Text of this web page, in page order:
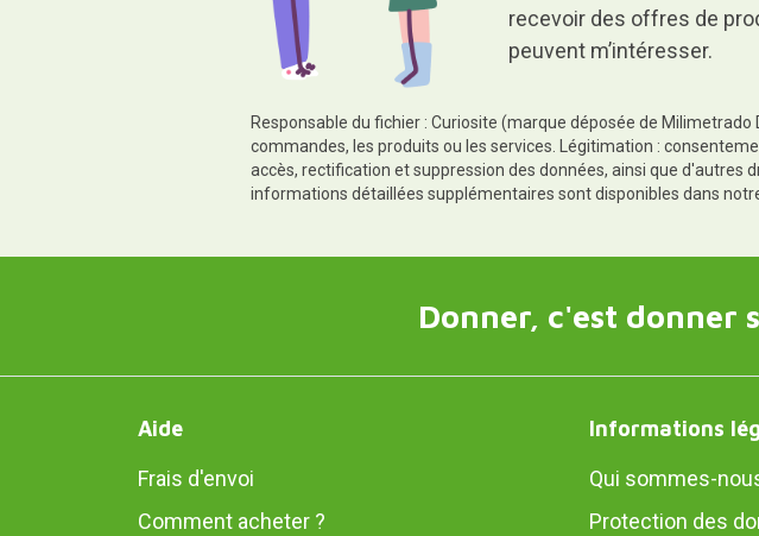
recevoir des offres de
peuvent m’intéresser.
Responsable du fichier : Curiosite (marque déposée de
commandes, les produits ou les services. Légitimation :
accès, rectification et suppression des données, ainsi que
informations détaillées supplémentaires sont disponibles dans
Donner, c'est donner
Aide
Frais d'envoi
Comment acheter ?
Informations
Qui sommes-
Protection des